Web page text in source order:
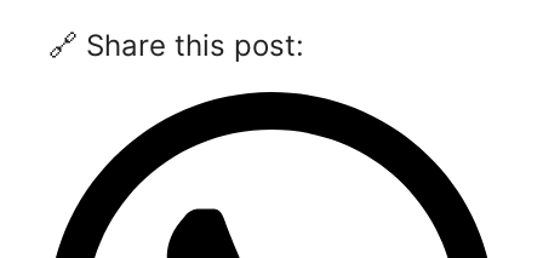
🔗 Share this post: